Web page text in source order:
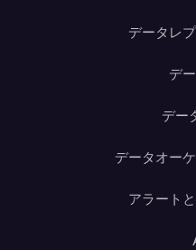
データレ
デ
デー
データオー
アラート